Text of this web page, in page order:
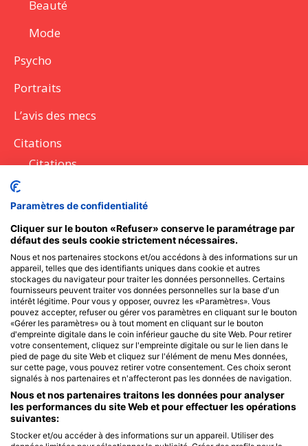
Beauté
Mode
Psycho
Portraits
L’avis des mecs
Citations
Citations
Questions à poser
Messages SMS
Recevoir l'actu des Frangines
Reste informé des meilleurs articles et nouveautés avec
seulement 1 e-mail par mois.
Paramètres de confidentialité
Cliquer sur le bouton «Refuser» conserve le paramétrage par
défaut des seuls cookie strictement nécessaires.
Nous et nos partenaires stockons et/ou accédons à des informations sur un
appareil, telles que des identifiants uniques dans cookie et autres
stockages du navigateur pour traiter les données personnelles. Certains
fournisseurs peuvent traiter vos données personnelles sur la base d'un
intérêt légitime. Pour vous y opposer, ouvrez les «Paramètres». Vous
pouvez accepter, refuser ou gérer vos paramètres en cliquant sur le bouton
«Gérer les paramètres» ou à tout moment en cliquant sur le bouton
d'empreinte digitale dans le coin inférieur gauche du site Web. Pour retirer
votre consentement, cliquez sur l'empreinte digitale ou sur le lien dans le
pied de page du site Web et cliquez sur l'élément de menu Mes données,
sur cette page, vous pouvez retirer votre consentement. Ces choix seront
signalés à nos partenaires et n'affecteront pas les données de navigation.
Nous et nos partenaires traitons les données pour analyser
les performances du site Web et pour effectuer les opérations
suivantes:
Stocker et/ou accéder à des informations sur un appareil. Utiliser des